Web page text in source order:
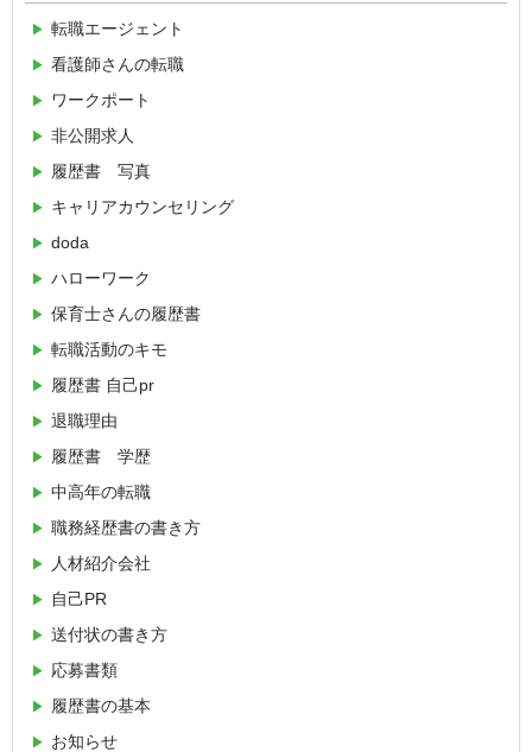
転職エージェント
看護師さんの転職
ワークポート
非公開求人
履歴書 写真
キャリアカウンセリング
doda
ハローワーク
保育士さんの履歴書
転職活動のキモ
履歴書 自己pr
退職理由
履歴書 学歴
中高年の転職
職務経歴書の書き方
人材紹介会社
自己PR
送付状の書き方
応募書類
履歴書の基本
お知らせ